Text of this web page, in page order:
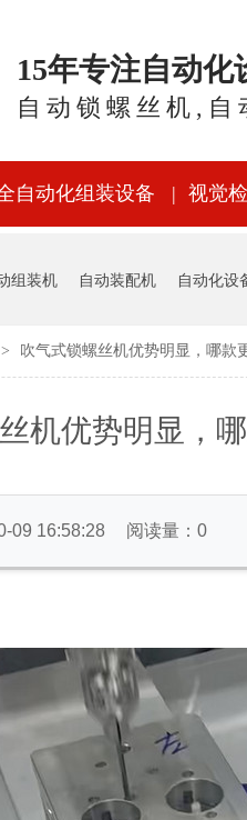
15年专注自动化
自动锁螺丝机,自
自动化组装设备 视觉
组装机 自动装配机 自动化设
> 吹气式锁螺丝机优势明显，哪款
机优势明显，
09 16:58:28 阅读量： 0